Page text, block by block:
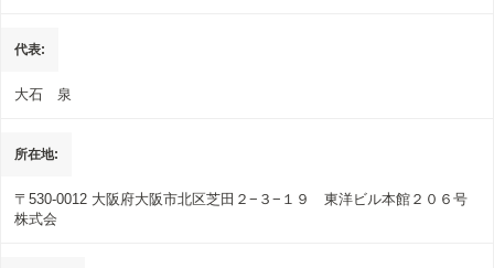
代表
大石 泉
所在地
〒530-0012 大阪府大阪市北区芝田２−３−１９ 東洋ビル本館２０６号
株式会